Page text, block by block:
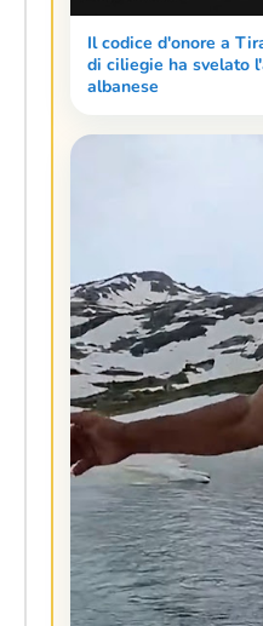
Il codice d'onore a
di ciliegie ha svelato
albanese